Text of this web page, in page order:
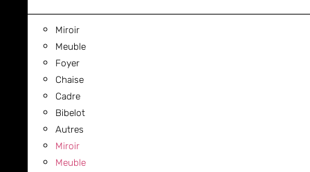
Miroir
Meuble
Foyer
Chaise
Cadre
Bibelot
Autres
Miroir
Meuble